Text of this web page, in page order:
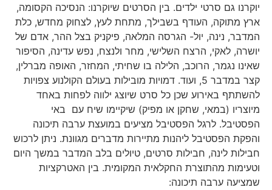
יוקרנו גם סרטי ילדים. בין הסרטים שיוקרנו: הנסיכה הקסומה,
ארץ מתוקה, העודף בשבילך, מתחת לעץ, לצחוק מחדש, כלת
המדבר, נינה, יול- הגרסה המלאה, פיקניק בצל ההר, אדם של
יושרה, לאקי, הרצח השלישי, מחר ולנצח, נפש עדינה, הסיפור
שאינו נגמר, הרוכב, הלילה בו שחיתי, המחזר, האופה מברלין,
קצר במדבר 5, ועוד. דמויות מובילות בעולם הקולנוע צפויות
להשתתף באירוע שכן כל סרט שיוצג ילווה לפחות באחד
מיוצריו (במאי, שחקן או מפיק) שיקיימו שיח עם באי
הפסטיבל. לרגל הפסטיבל מציעים במועצת ערבה תיכונה
והפקת הפסטיבל ליהנות מתיירות מדברים מגוונת. ניתן לרכוש
חבילות לינה, חבילות סרטים, טיולים בלב המדבר במשך היום
וטעימות מהתוצרת החקלאית המקומית. בין האטרקציות
שמציעה ערבה תיכונה: